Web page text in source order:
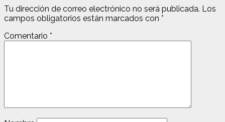
Tu dirección de correo electrónico no será publicada. Los
campos obligatorios están marcados con *
Comentario *